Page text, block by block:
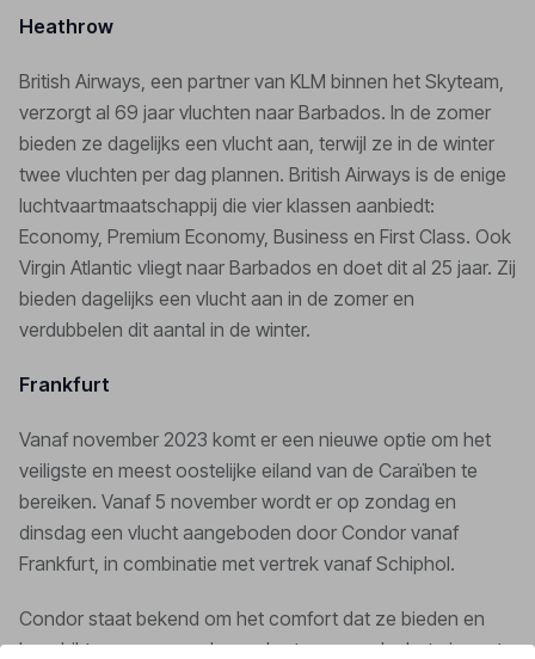
Heathrow
British Airways, een partner van KLM binnen het Skyteam,
verzorgt al 69 jaar vluchten naar Barbados. In de zomer
bieden ze dagelijks een vlucht aan, terwijl ze in de winter
twee vluchten per dag plannen. British Airways is de enige
luchtvaartmaatschappij die vier klassen aanbiedt:
Economy, Premium Economy, Business en First Class. Ook
Virgin Atlantic vliegt naar Barbados en doet dit al 25 jaar. Zij
bieden dagelijks een vlucht aan in de zomer en
verdubbelen dit aantal in de winter.
Frankfurt
Vanaf november 2023 komt er een nieuwe optie om het
veiligste en meest oostelijke eiland van de Caraïben te
bereiken. Vanaf 5 november wordt er op zondag en
dinsdag een vlucht aangeboden door Condor vanaf
Frankfurt, in combinatie met vertrek vanaf Schiphol.
Condor staat bekend om het comfort dat ze bieden en
beschikt over een moderne vloot, waaronder het nieuwste